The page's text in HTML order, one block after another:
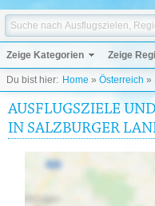
Zeige Kategorien Zeige
Du bist hier: Home » Österreich »
AUSFLUGSZIELE
IN SALZBURGER